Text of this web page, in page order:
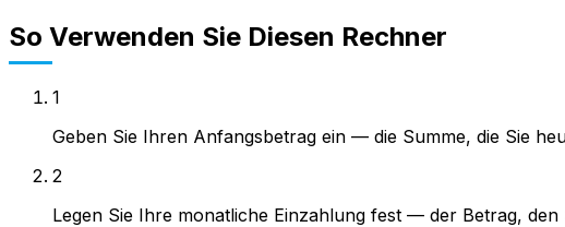
So Verwenden Sie Diesen Rechner
1
Geben Sie Ihren Anfangsbetrag ein — die Summe, die Sie
2
Legen Sie Ihre monatliche Einzahlung fest — der Betrag,